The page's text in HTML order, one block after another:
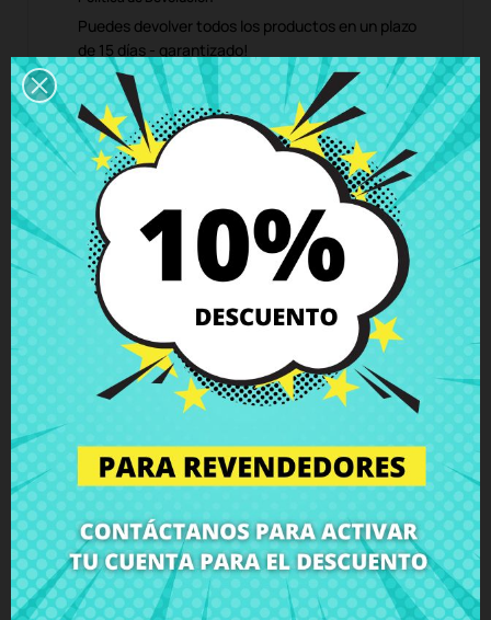
Puedes devolver todos los productos en un plazo
de 15 días - garantizado!
Detalles del producto
Grados
Conector SATA DVD Lenovo G50-30
G50-45 G50-70 G50-80 Z50-70
CompraConector SATA DVD Lenovo G50-30 G50-45 G50-70
G50-80 Z50-70al mejor precio en CRParts - PRODUCTO